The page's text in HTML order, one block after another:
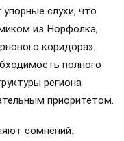
упорные слухи, что
из Норфолка,
коридора».
полного
региона
приоритетом.
сомнений: